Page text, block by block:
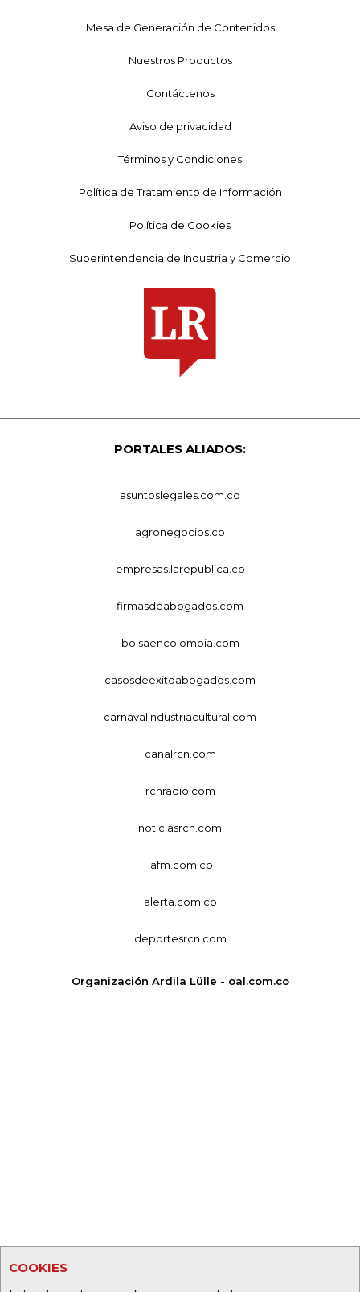
COOKIES
Mesa de Generación de Contenidos
Nuestros Productos
Contáctenos
Aviso de privacidad
Términos y Condiciones
Política de Tratamiento de Información
Política de Cookies
Superintendencia de Industria y Comercio
PORTALES ALIADOS:
asuntoslegales.com.co
agronegocios.co
empresas.larepublica.co
firmasdeabogados.com
bolsaencolombia.com
casosdeexitoabogados.com
carnavalindustriacultural.com
canalrcn.com
rcnradio.com
noticiasrcn.com
lafm.com.co
alerta.com.co
deportesrcn.com
Organización Ardila Lülle - oal.com.co